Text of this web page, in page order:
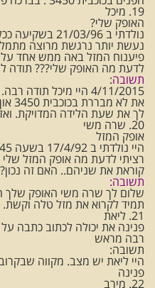
19. מיכל
האופק שלי?
נולדתי ב 21/
נעשת יותר נרגשת מרוצה
פיענוח המזל באה ממש אחד על
לדעת מה האופק שלי??? תודה
תשובה:
4/11/2015 היי מיכל
את
לך את שעת הלידה המדויקת.
20. שרה משי
אופק המזל
רציתי לדעת מה אופק המזל שלי
קוראת את שניהם.. האם זה
תשובה:
שלום לך שרה משי האופק שלך
תמיד לקרוא את מזל טלה וקשת.
21. ליאת
פנינה את יכולה לכתוב כתבה
רבה מראש
תשובה:
היי ליאת יש מצב. מקווה
פנינה
22. מירב